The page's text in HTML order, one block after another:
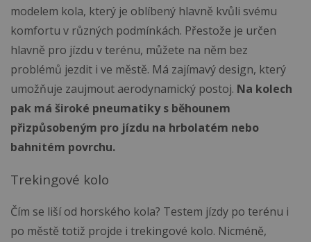
modelem kola, který je oblíbený hlavně kvůli svému
komfortu v různých podmínkách. Přestože je určen
hlavně pro jízdu v terénu, můžete na něm bez
problémů jezdit i ve městě. Má zajímavý design, který
umožňuje zaujmout aerodynamický postoj. Na kolech
pak má široké pneumatiky s běhounem
přizpůsobeným pro jízdu na hrbolatém nebo
bahnitém povrchu.
Trekingové kolo
Čím se liší od horského kola? Testem jízdy po terénu i
po městě totiž projde i trekingové kolo. Nicméně,